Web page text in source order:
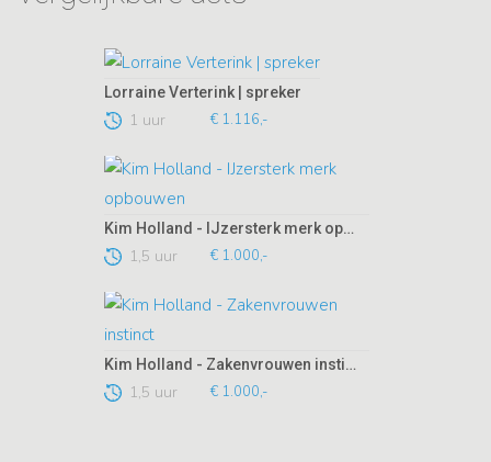
Lorraine Verterink | spreker
1 uur € 1.116,-
Kim Holland - IJzersterk merk opbouwen
1,5 uur € 1.000,-
Kim Holland - Zakenvrouwen instinct
1,5 uur € 1.000,-